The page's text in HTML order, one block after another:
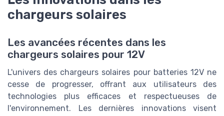
chargeurs solaires
Les avancées récentes dans les
chargeurs solaires pour 12V
L'univers des chargeurs solaires pour batteries 12V ne
cesse de progresser, offrant aux utilisateurs des
technologies plus efficaces et respectueuses de
l'environnement. Les dernières innovations visent